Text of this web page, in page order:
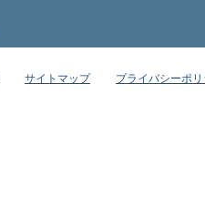
サイトマップ プライバシーポ